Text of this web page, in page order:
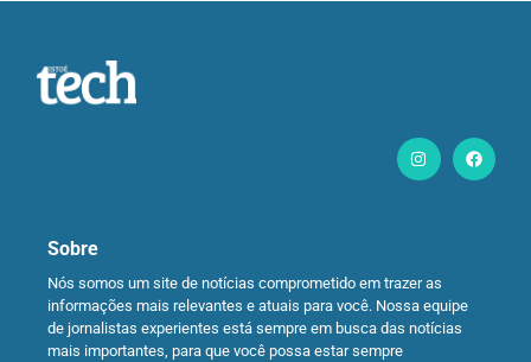
Sobre
Nós somos um site de notícias comprometido em trazer as
informações mais relevantes e atuais para você. Nossa equipe
de jornalistas experientes está sempre em busca das notícias
mais importantes, para que você possa estar sempre